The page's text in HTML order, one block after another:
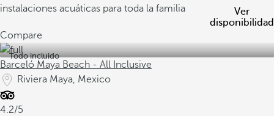
instalaciones acuáticas para toda la familia
Ver
disponibilidad
Compare
Todo incluido
Barceló Maya Beach - All Inclusive
Riviera Maya, Mexico
4.2/5